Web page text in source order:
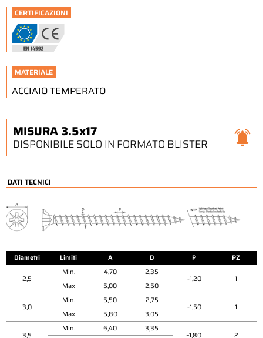
CERTIFICAZIONI
MATERIALE
ACCIAIO TEMPERATO
MISURA 3.5x17
DISPONIBILE SOLO IN FORMATO BLISTER
DATI TECNICI
Diametri Limiti A D P PZ
2,5
Min. 4,70 2,35
~1,20 1
Max 5,00 2,50
3,0
Min. 5,50 2,75
~1,50 1
Max 5,80 3,05
3,5
Min. 6,40 3,35
~1,80 2